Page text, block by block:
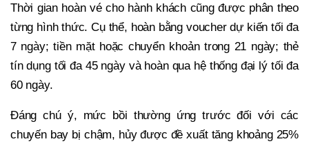
Thời gian hoàn vé cho hành khách cũng được phân theo
từng hình thức. Cụ thể, hoàn bằng voucher dự kiến tối đa
7 ngày; tiền mặt hoặc chuyển khoản trong 21 ngày; thẻ
tín dụng tối đa 45 ngày và hoàn qua hệ thống đại lý tối đa
60 ngày.
Đáng chú ý, mức bồi thường ứng trước đối với các
chuyến bay bị chậm, hủy được đề xuất tăng khoảng 25%